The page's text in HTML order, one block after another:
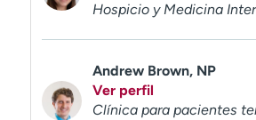
Hospicio y Medicina
Andrew Brown, NP
Ver perfil
Clínica para pacientes